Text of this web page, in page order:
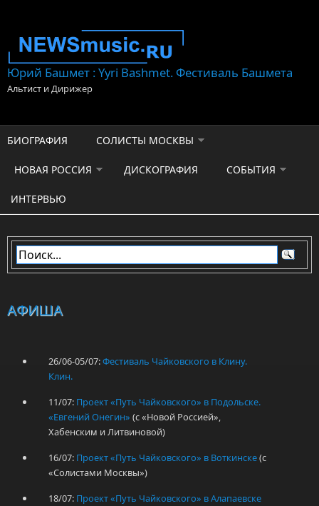
Юрий Башмет : Yyri Bashmet. Фестиваль Башмета
Альтист и Дирижер
БИОГРАФИЯ СОЛИСТЫ МОСКВЫ
НОВАЯ РОССИЯ ДИСКОГРАФИЯ СОБЫТИЯ
ИНТЕРВЬЮ
АФИША
26/06-05/07:Фестиваль Чайковского в Клину.
Клин.
11/07: Проект «Путь Чайковского» в Подольске.
«Евгений Онегин» (с «Новой Россией»,
Хабенским и Литвиновой)
16/07: Проект «Путь Чайковского» в Воткинске(с
«Солистами Москвы»)
18/07: Проект «Путь Чайковского» в Алапаевске